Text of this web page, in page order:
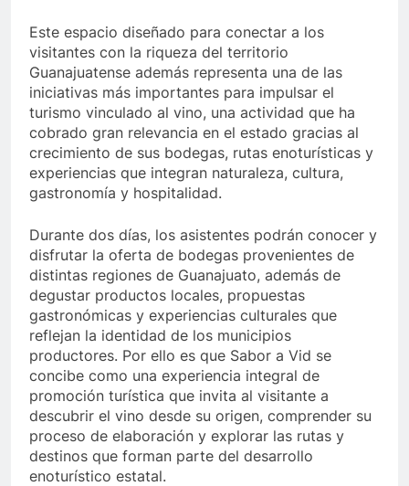
Este espacio diseñado para conectar a los
visitantes con la riqueza del territorio
Guanajuatense además representa una de las
iniciativas más importantes para impulsar el
turismo vinculado al vino, una actividad que ha
cobrado gran relevancia en el estado gracias al
crecimiento de sus bodegas, rutas enoturísticas y
experiencias que integran naturaleza, cultura,
gastronomía y hospitalidad.
Durante dos días, los asistentes podrán conocer y
disfrutar la oferta de bodegas provenientes de
distintas regiones de Guanajuato, además de
degustar productos locales, propuestas
gastronómicas y experiencias culturales que
reflejan la identidad de los municipios
productores. Por ello es que Sabor a Vid se
concibe como una experiencia integral de
promoción turística que invita al visitante a
descubrir el vino desde su origen, comprender su
proceso de elaboración y explorar las rutas y
destinos que forman parte del desarrollo
enoturístico estatal.